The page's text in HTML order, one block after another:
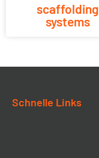
scaffolding
systems
Schnelle Links